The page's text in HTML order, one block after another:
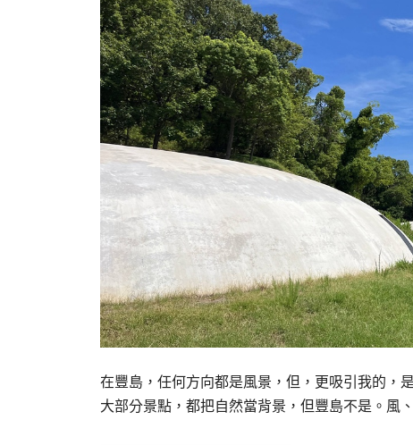
在豐島，任何方向都是風景，但，更吸引我的
大部分景點，都把自然當背景，但豐島不是。風